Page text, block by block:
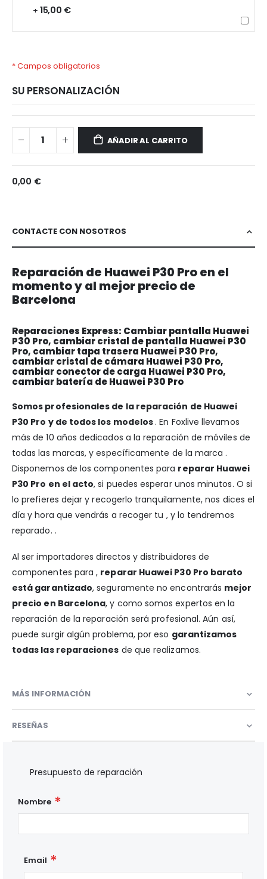
+ 15,00 €
* Campos obligatorios
SU PERSONALIZACIÓN
AÑADIR AL CARRITO
0,00 €
CONTACTE CON NOSOTROS
Reparación de Huawei P30 Pro en el
momento y al mejor precio de
Barcelona
Reparaciones Express: Cambiar pantalla Huawei
P30 Pro, cambiar cristal de pantalla Huawei P30
Pro, cambiar tapa trasera Huawei P30 Pro,
cambiar cristal de cámara Huawei P30 Pro,
cambiar conector de carga Huawei P30 Pro,
cambiar batería de Huawei P30 Pro
Somos profesionales de la reparación de Huawei
P30 Pro y de todos los modelos. En Foxlive llevamos
más de 10 años dedicados a la reparación de móviles de
todas las marcas, y específicamente de la marca .
Disponemos de los componentes para reparar Huawei
P30 Pro en el acto, si puedes esperar unos minutos. O si
lo prefieres dejar y recogerlo tranquilamente, nos dices el
día y hora que vendrás a recoger tu , y lo tendremos
reparado. .
Al ser importadores directos y distribuidores de
componentes para , reparar Huawei P30 Pro barato
está garantizado, seguramente no encontrarás mejor
precio en Barcelona, y como somos expertos en la
reparación de la reparación será profesional. Aún así,
puede surgir algún problema, por eso garantizamos
todas las reparaciones de que realizamos.
MÁS INFORMACIÓN
RESEÑAS
Presupuesto de reparación
Nombre
Email